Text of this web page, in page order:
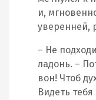
и,
уверенней,
– Не
ладонь. –
вон! Чтоб
Видеть тебя